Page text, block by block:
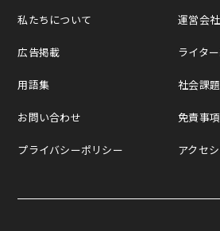
私たちについて
広告掲載
用語集
お問い合わせ
プライバシーポリシー
運営会社
ライタ
社会課
免責事項
アクセ